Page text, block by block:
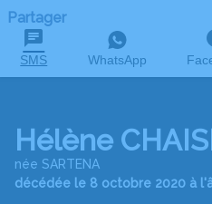
Partager
SMS WhatsApp
Hélène
née SARTENA
décédée le 8 octobre 2020 à